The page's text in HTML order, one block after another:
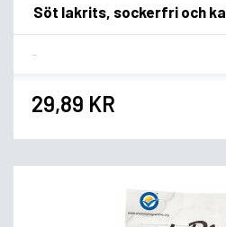
Söt lakrits, sockerfri och
29,89 KR